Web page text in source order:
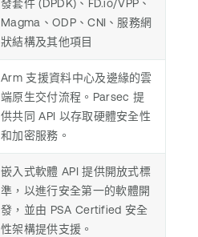
發套件 (DPDK)、FD.io/VPP、
Magma、ODP、CNI、服務網
狀結構及其他項目
Arm 支援資料中心及邊緣的雲
端原生交付流程。Parsec 提
供共同 API 以存取硬體安全性
和加密服務。
嵌入式軟體 API 提供開放式標
準，以進行安全第一的軟體開
發，並由 PSA Certified 安全
性架構提供支援。